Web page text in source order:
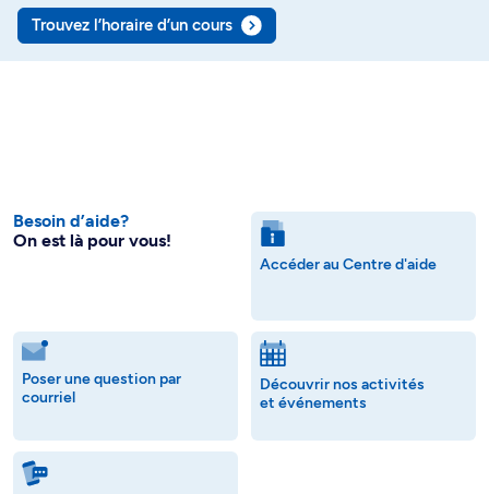
Trouvez l’horaire d’un cours
Besoin d’aide?
On est là pour vous!
Accéder au Centre d'aide
Poser une question par
courriel
Découvrir nos activités
et événements